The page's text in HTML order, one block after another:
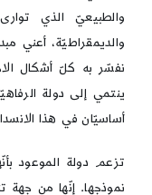
والطبيعيّ الذي
والديمقراطيّة، أعني
نفسّر به كلّ أشكال
ينتمي إلى دولة
أساسيّان في هذا
تزعم دولة الموعود
نموذجها. إنّها من